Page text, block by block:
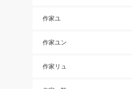
作家ユ
作家ユン
作家リュ